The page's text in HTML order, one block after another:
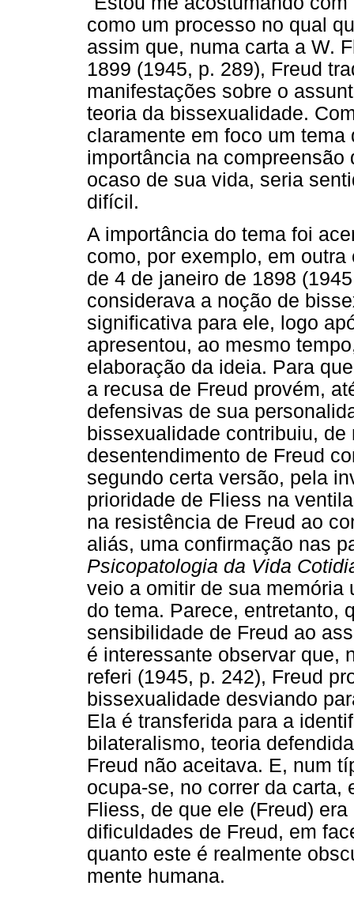
como um processo no qual
assim que, numa carta a W.
1899 (1945, p. 289), Freud
manifestações sobre o
teoria da bissexualidade.
claramente em foco um
importância na
ocaso de sua vida, seria
difícil.
A importância do tema foi
como, por exemplo, em
de 4 de janeiro de 1898
considerava a noção de
significativa para ele, logo
apresentou, ao mesmo
elaboração da ideia. Para
a recusa de Freud provém,
defensivas de sua
bissexualidade contribuiu,
desentendimento de Freud
segundo certa versão, pela
prioridade de Fliess na
na resistência de Freud ao
aliás, uma confirmação nas
Psicopatologia da Vida
veio a omitir de sua memória
do tema. Parece, entretanto,
sensibilidade de Freud ao
é interessante observar que,
referi (1945, p. 242), Freud
bissexualidade desviando
Ela é transferida para a
bilateralismo, teoria
Freud não aceitava. E, num
ocupa-se, no correr da carta,
Fliess, de que ele (Freud)
dificuldades de Freud, em
quanto este é realmente
mente humana.